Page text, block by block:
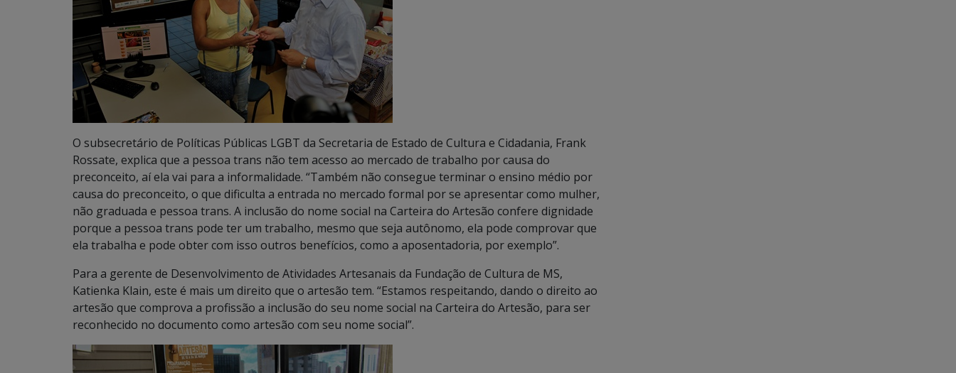
O subsecretário de Políticas Públicas LGBT da Secretaria de Estado de Cultura e Cidadania, Frank
Rossate, explica que a pessoa trans não tem acesso ao mercado de trabalho por causa do
preconceito, aí ela vai para a informalidade. “Também não consegue terminar o ensino médio por
causa do preconceito, o que dificulta a entrada no mercado formal por se apresentar como mulher,
não graduada e pessoa trans. A inclusão do nome social na Carteira do Artesão confere dignidade
porque a pessoa trans pode ter um trabalho, mesmo que seja autônomo, ela pode comprovar que
ela trabalha e pode obter com isso outros benefícios, como a aposentadoria, por exemplo”.
Para a gerente de Desenvolvimento de Atividades Artesanais da Fundação de Cultura de MS,
Katienka Klain, este é mais um direito que o artesão tem. “Estamos respeitando, dando o direito ao
artesão que comprova a profissão a inclusão do seu nome social na Carteira do Artesão, para ser
reconhecido no documento como artesão com seu nome social”.